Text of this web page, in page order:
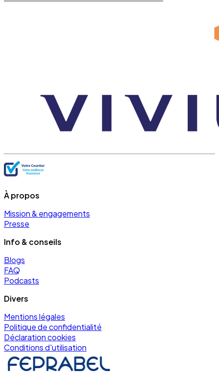
À propos
Mission & engagements
Presse
Info & conseils
Blogs
FAQ
Podcasts
Divers
Mentions légales
Politique de confidentialité
Déclaration cookies
Conditions d'utilisation